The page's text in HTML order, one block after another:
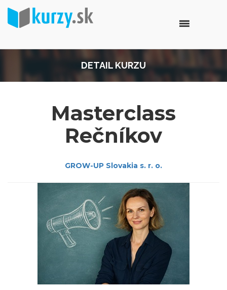
DETAIL KURZU
Masterclass
Rečníkov
GROW-UP Slovakia s. r. o.